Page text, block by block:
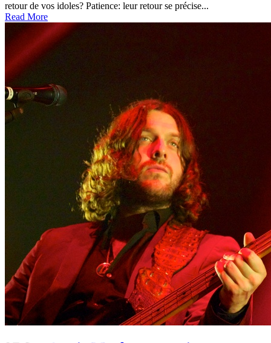
retour de vos idoles? Patience: leur retour se précise...
Read More